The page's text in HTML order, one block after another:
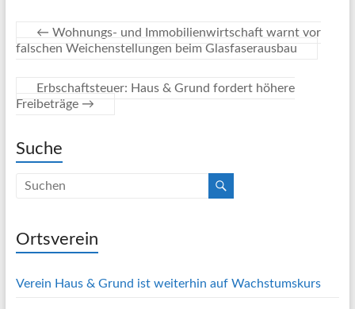
← Wohnungs- und Immobilienwirtschaft warnt vor
falschen Weichenstellungen beim Glasfaserausbau
Erbschaftsteuer: Haus & Grund fordert höhere
Freibeträge →
Suche
Ortsverein
Verein Haus & Grund ist weiterhin auf Wachstumskurs